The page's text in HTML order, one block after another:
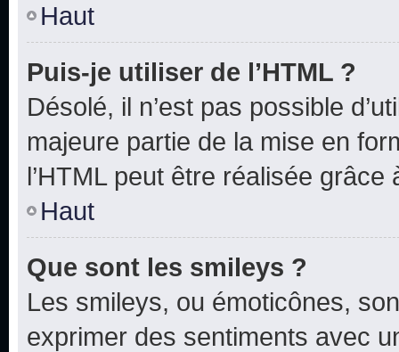
Haut
Puis-je utiliser de l’HTML ?
Désolé, il n’est pas possible
majeure partie de la mise en
l’HTML peut être réalisée grâce
Haut
Que sont les smileys ?
Les smileys, ou émoticônes,
exprimer des sentiments avec